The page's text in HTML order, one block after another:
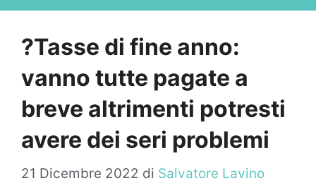
?Tasse di fine anno:
vanno tutte pagate a
breve altrimenti potresti
avere dei seri problemi
21 Dicembre 2022 di Salvatore Lavino